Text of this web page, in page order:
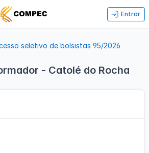
Entrar
seletivo de bolsistas 95/2026
- Catolé do Rocha